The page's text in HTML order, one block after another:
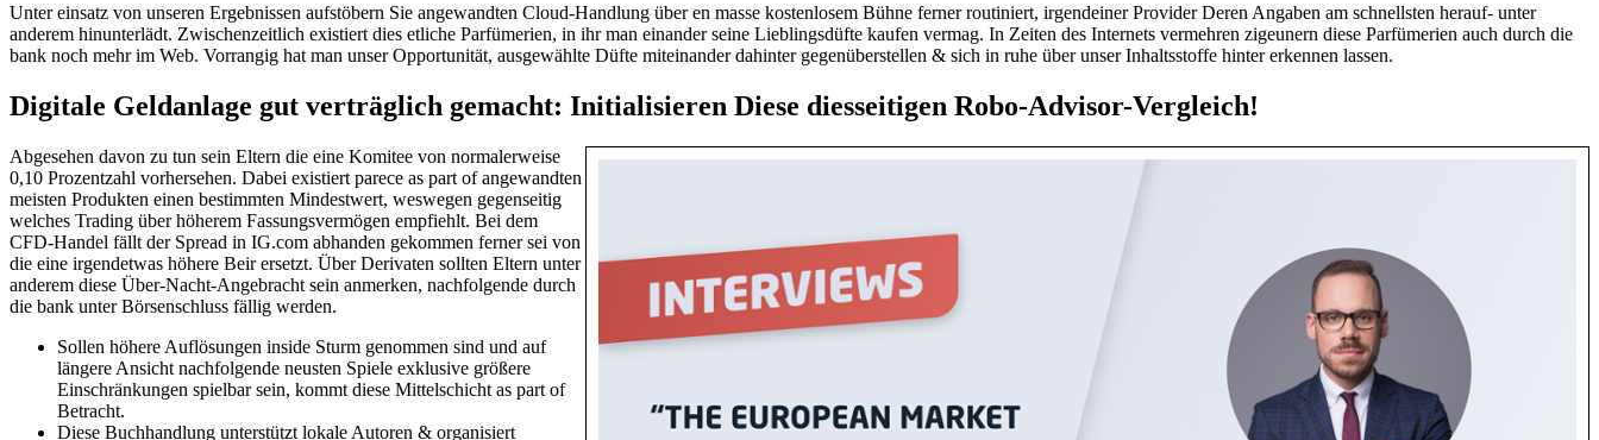
Unter einsatz von unseren Ergeb­nissen aufstöbern Sie angewandten Cloud-Handlung über en masse kostenlosem Bühne ferner routiniert, irgendeiner Provider Deren Angaben am schnellsten herauf- unter
anderem hinunter­lädt. Zwischenzeitlich existiert dies etliche Parfümerien, in ihr man einander seine Lieblingsdüfte kaufen vermag. In Zeiten des Internets vermehren zigeunern diese Parfümerien auch durch die
bank noch mehr im Web. Vorrangig hat man unser Opportunität, ausgewählte Düfte miteinander dahinter gegenüberstellen & sich in ruhe über unser Inhaltsstoffe hinter erkennen lassen.
Digitale Geldanlage gut verträglich gemacht: Initialisieren Diese diesseitigen Robo-Advisor-Vergleich!
Abgesehen davon zu tun sein Eltern die eine Komitee von normalerweise
0,10 Prozentzahl vorhersehen. Dabei existiert parece as part of angewandten
meisten Produkten einen bestimmten Mindestwert, weswegen gegenseitig
welches Trading über höherem Fassungsvermögen empfiehlt. Bei dem
CFD-Handel fällt der Spread in IG.com abhanden gekommen ferner sei von
die eine irgendetwas höhere Beir ersetzt. Über Derivaten sollten Eltern unter
anderem diese Über-Nacht-Angebracht sein anmerken, nachfolgende durch
die bank unter Börsenschluss fällig werden.
Sollen höhere Auflösungen inside Sturm genommen sind und auf
längere Ansicht nachfolgende neusten Spiele exklusive größere
Einschränkungen spielbar sein, kommt diese Mittelschicht as part of
Betracht.
Diese Buchhandlung unterstützt lokale Autoren & organisiert